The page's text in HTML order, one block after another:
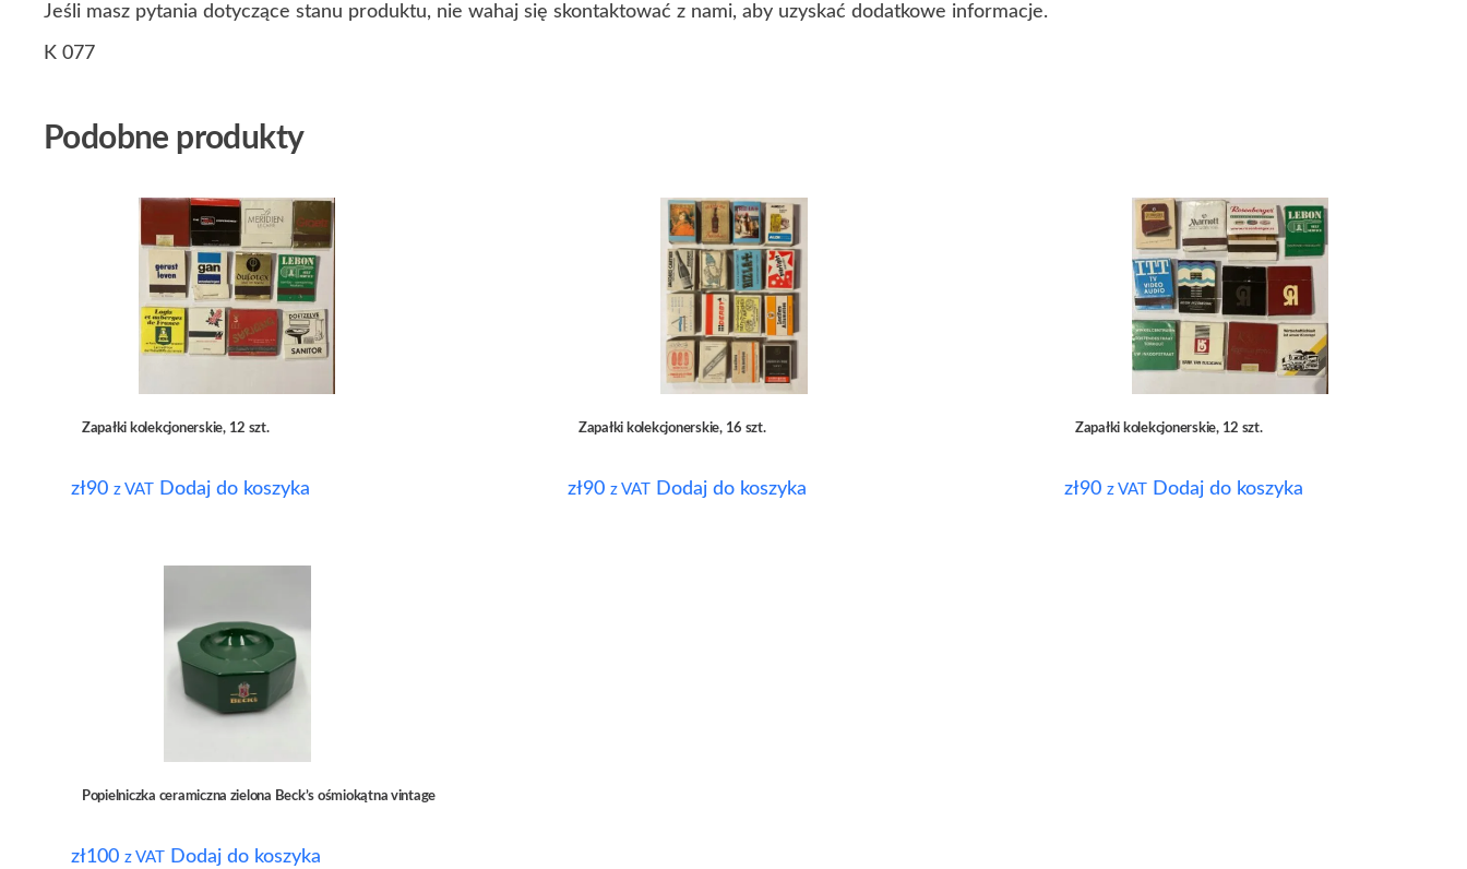
Jeśli masz pytania dotyczące stanu produktu, nie wahaj się skontaktować z nami, aby uzyskać dodatkowe informacje.
K 077
Podobne produkty
Zapałki kolekcjonerskie, 12 szt.
zł90 z VAT Dodaj do koszyka
Zapałki kolekcjonerskie, 16 szt.
zł90 z VAT Dodaj do koszyka
Zapałki kolekcjonerskie, 12 szt.
zł90 z VAT Dodaj do koszyka
Popielniczka ceramiczna zielona Beck’s ośmiokątna vintage
zł100 z VAT Dodaj do koszyka